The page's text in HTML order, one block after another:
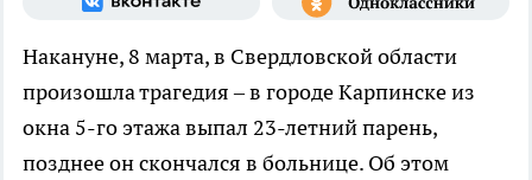
Накануне, 8 марта, в Свердловской области
произошла трагедия – в городе Карпинске из
окна 5-го этажа выпал 23-летний парень,
позднее он скончался в больнице. Об этом